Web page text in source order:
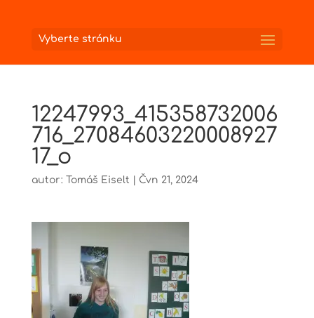
Vyberte stránku
12247993_415358732006
716_27084603220008927
17_o
autor: Tomáš Eiselt Čvn 21, 2024